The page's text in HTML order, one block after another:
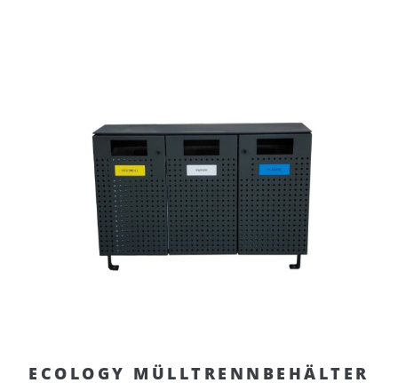
ECOLOGY MÜLLTRENNBEHÄLTER